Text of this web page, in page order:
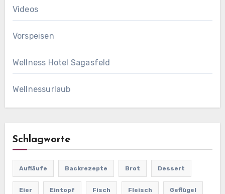
Videos
Vorspeisen
Wellness Hotel Sagasfeld
Wellnessurlaub
Schlagworte
Aufläufe Backrezepte Brot Dessert
Eier Eintopf Fisch Fleisch Geflügel